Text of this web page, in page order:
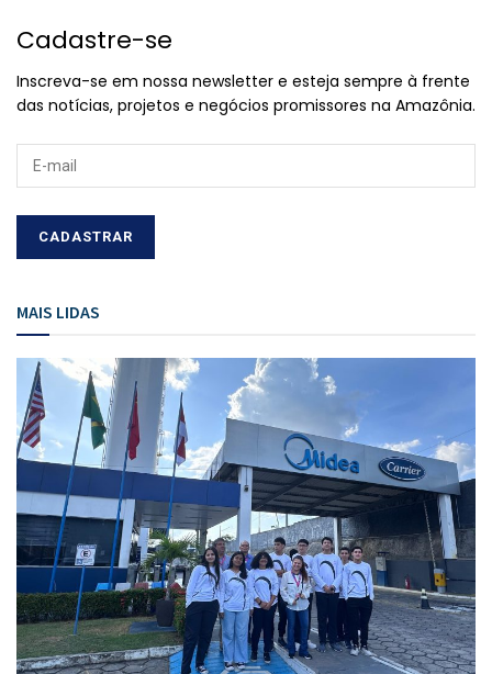
Cadastre-se
Inscreva-se em nossa newsletter e esteja sempre à frente
das notícias, projetos e negócios promissores na Amazônia.
MAIS LIDAS